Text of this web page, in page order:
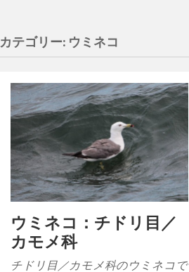
カテゴリー: ウミネコ
ウミネコ：チドリ目／
カモメ科
チドリ目／カモメ科のウミネコで